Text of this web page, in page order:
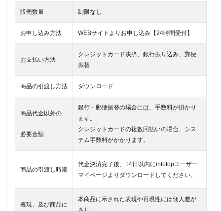
販売数量 制限なし
お申し込み方法 WEBサイトよりお申し込み【24時間受付】
お支払い方法
クレジットカード決済、銀行振り込み、郵便
振替
商品の引渡し方法 ダウンロード
商品代金以外の
必要金額
銀行・郵便振替の場合には、手数料が掛かり
ます。
クレジットカードの複数回払いの場合、 シス
テム手数料がかかります。
商品の引渡し時期
代金決済完了後、14日以内にinfotopユーザー
マイページよりダウンロードしてください。
表現、及び商品に
本商品に示された表現や再現性には個人差が